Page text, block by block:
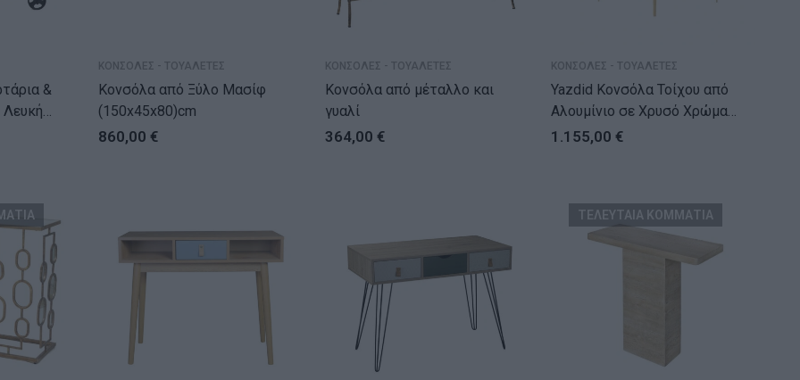
&
Λευκή
ΚΟΝΣΟΛΕΣ - ΤΟΥΑΛΕΤΕΣ
Κονσόλα από Ξύλο Μασίφ
(150x45x80)cm
860,00€
ΚΟΝΣΟΛΕΣ - ΤΟΥΑΛΕΤΕΣ
Κονσόλα από μέταλλο και
γυαλί
364,00 €
ΚΟΝΣΟΛΕΣ - ΤΟΥΑΛΕΤΕΣ
Yazdid Κονσόλα Τοίχου από
Αλουμίνιο σε Χρυσό Χρώμα
(91x150x51)cm
1.155,00€
ΤΕΛΕΥΤΑΙΑ ΚΟΜΜΑΤΙΑ